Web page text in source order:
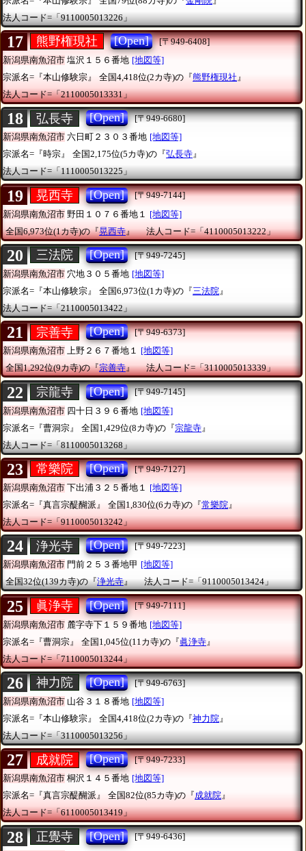
法人コード=「9110005013226」
17 熊野権現社 [Open]
[〒949-6408]
新潟県南魚沼市 塩沢１５６番地 [地図等]
宗派名=『本山修験宗』
全国4,418位(2カ寺)の『熊野権現社 』
法人コード=「2110005013331」
18 弘長寺 [Open]
[〒949-6680]
新潟県南魚沼市 六日町２３０３番地 [地図等]
宗派名=『時宗』
全国2,175位(5カ寺)の『弘長寺』
法人コード=「1110005013225」
19 晃西寺 [Open]
[〒949-7144]
新潟県南魚沼市 野田１０７６番地１
[地図等]
全国6,973位(1カ寺)の『晃西寺』 法人コード=「4110005013222」
20 三法院 [Open]
[〒949-7245]
新潟県南魚沼市 穴地３０５番地 [地図等]
宗派名=『本山修験宗』
全国6,973位(1カ寺)の『三法院 』
法人コード=「2110005013422」
21 宗善寺 [Open]
[〒949-6373]
新潟県南魚沼市 上野２６７番地１ [地図等]
全国1,292位(9カ寺)の『宗善寺』 法人コード=「3110005013339」
22 宗龍寺 [Open]
[〒949-7145]
新潟県南魚沼市 四十日３９６番地 [地図等]
宗派名=『曹洞宗』
全国1,429位(8カ寺)の『宗龍寺 』
法人コード=「8110005013268」
23 常樂院 [Open]
[〒949-7127]
新潟県南魚沼市 下出浦３２５番地１
[地図等]
宗派名=『真言宗醍醐派』
全国1,830位(6カ寺)の『常樂院 』
法人コード=「9110005013242」
24 浄光寺 [Open]
[〒949-7223]
新潟県南魚沼市 門前２５３番地甲 [地図等]
全国32位(139カ寺)の『浄光寺』 法人コード=「9110005013424」
25 眞浄寺 [Open]
[〒949-7111]
新潟県南魚沼市 麓字寺下１５９番地 [地図等]
宗派名=『曹洞宗』
全国1,045位(11カ寺)の『眞浄寺 』
法人コード=「7110005013244」
26 神力院 [Open]
[〒949-6763]
新潟県南魚沼市 山谷３１８番地 [地図等]
宗派名=『本山修験宗』
全国4,418位(2カ寺)の『神力院 』
法人コード=「3110005013256」
27 成就院 [Open]
[〒949-7233]
新潟県南魚沼市 桐沢１４５番地 [地図等]
宗派名=『真言宗醍醐派』
全国82位(85カ寺)の『成就院』
法人コード=「6110005013419」
28 正覺寺 [Open]
[〒949-6436]